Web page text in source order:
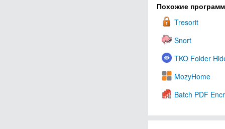
Похожие
Tresorit
Snort
TKO Folder
MozyHome
Batch PDF